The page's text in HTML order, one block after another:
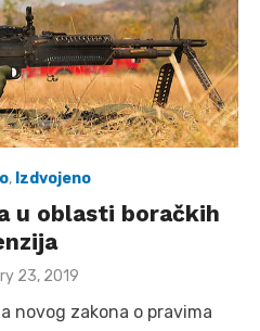
, Izdvojeno
u oblasti boračkih
23, 2019
novog zakona o pravima